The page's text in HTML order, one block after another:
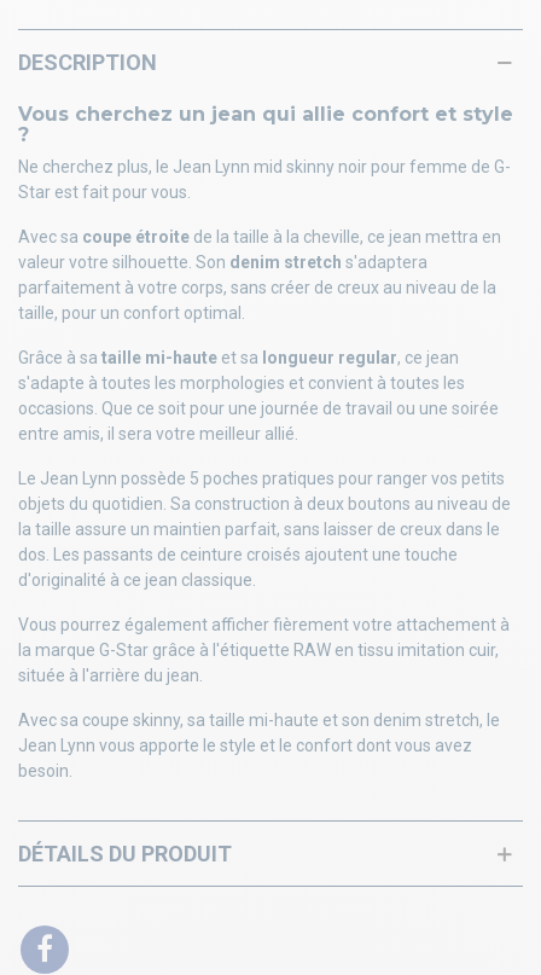
DESCRIPTION
Vous cherchez un jean qui allie confort et style
?
Ne cherchez plus, le Jean Lynn mid skinny noir pour femme de G-
Star est fait pour vous.
Avec sa coupe étroite de la taille à la cheville, ce jean mettra en
valeur votre silhouette. Son denim stretch s'adaptera
parfaitement à votre corps, sans créer de creux au niveau de la
taille, pour un confort optimal.
Grâce à sa taille mi-haute et sa longueur regular, ce jean
s'adapte à toutes les morphologies et convient à toutes les
occasions. Que ce soit pour une journée de travail ou une soirée
entre amis, il sera votre meilleur allié.
Le Jean Lynn possède 5 poches pratiques pour ranger vos petits
objets du quotidien. Sa construction à deux boutons au niveau de
la taille assure un maintien parfait, sans laisser de creux dans le
dos. Les passants de ceinture croisés ajoutent une touche
d'originalité à ce jean classique.
Vous pourrez également afficher fièrement votre attachement à
la marque G-Star grâce à l'étiquette RAW en tissu imitation cuir,
située à l'arrière du jean.
Avec sa coupe skinny, sa taille mi-haute et son denim stretch, le
Jean Lynn vous apporte le style et le confort dont vous avez
besoin.
DÉTAILS DU PRODUIT